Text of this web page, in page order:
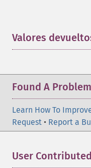
Valores
Found A
Learn How To
Request • Report a
User